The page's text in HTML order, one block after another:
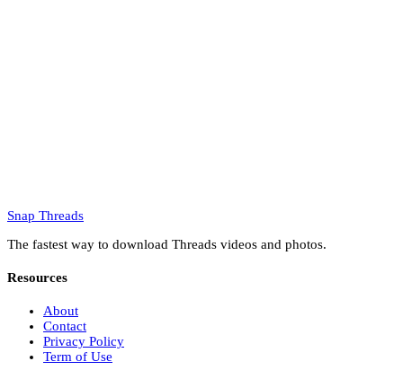
Snap Threads
The fastest way to download Threads videos and photos.
Resources
About
Contact
Privacy Policy
Term of Use